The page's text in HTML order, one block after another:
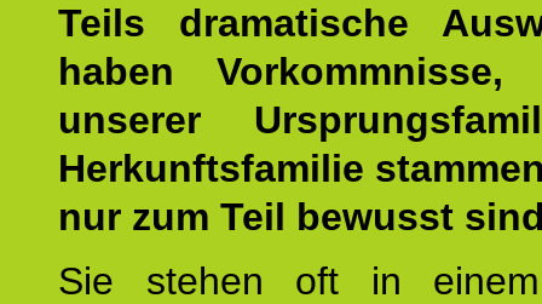
Teils dramatische
haben
unserer
Herkunftsfamilie
nur zum Teil bewusst
Sie stehen oft in